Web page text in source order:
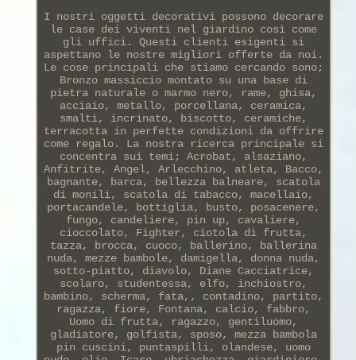
I nostri oggetti decorativi possono decorare
le case dei viventi nel giardino così come
gli uffici. Questi clienti esigenti si
aspettano le nostre migliori offerte da noi.
Le cose principali che stiamo cercando sono;
Bronzo massiccio montato su una base di
pietra naturale o marmo nero, rame, ghisa,
acciaio, metallo, porcellana, ceramica,
smalti, incrinato, biscotto, ceramiche,
terracotta in perfette condizioni da offrire
come regalo. La nostra ricerca principale si
concentra sui temi; Acrobat, alsaziano,
Anfitrite, Angel, Arlecchino, atleta, Bacco,
bagnante, barca, bellezza balneare, scatola
di monili, scatola di tabacco, macellaio,
portacandele, bottiglia, busto, posacenere,
fungo, candeliere, pin up, cavaliere,
cioccolato, Fighter, ciotola di frutta,
tazza, brocca, cuoco, ballerino, ballerina
nuda, mezze bambole, damigella, donna nuda,
sotto-piatto, diavolo, Diane Cacciatrice,
scolaro, studentessa, elfo, inchiostro,
bambino, scherma, fata,, contadino, partito,
ragazza, fiore, Fontana, calcio, fabbro,
Uomo di frutta, ragazzo, gentiluomo,
gladiatore, golfista, sposo, mezza bambola
pin cuscini, puntaspilli, olandese, uomo